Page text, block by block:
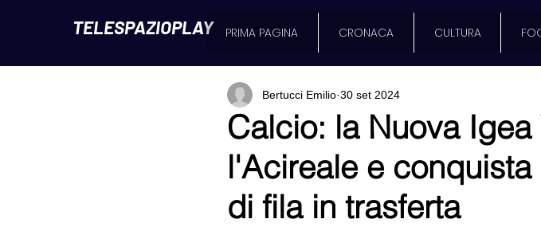
TELESPAZIOPLAY PRIMA PAGINA CRONACA CULTURA
Calcio: la Nuova
l'Acireale e
di fila in trasferta
Bertucci Emilio 30 set 2024